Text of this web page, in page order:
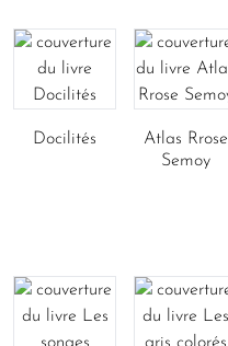
Docilités
Atlas Rrose
Semoy